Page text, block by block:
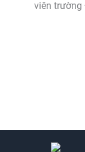
viên trường